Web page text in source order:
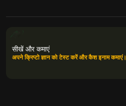
सीखें और कमाएं
अपने क्रिप्टो ज्ञान को टेस्ट करें और कैश इनाम कमाएं।